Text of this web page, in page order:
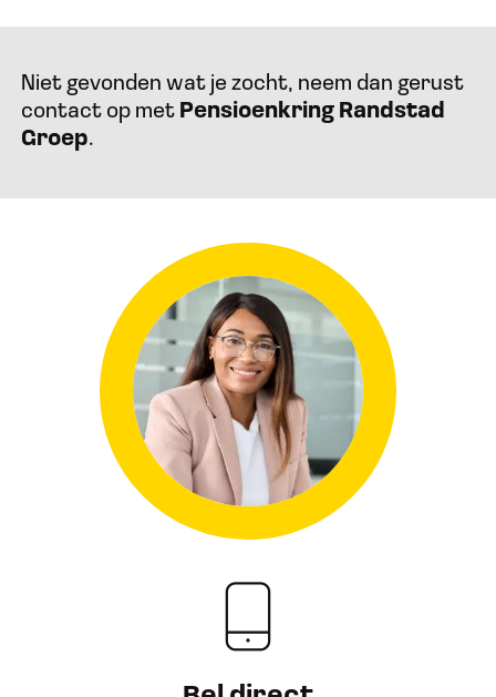
Niet gevonden wat je zocht, neem dan gerust
contact op met Pensioenkring Randstad
Groep.